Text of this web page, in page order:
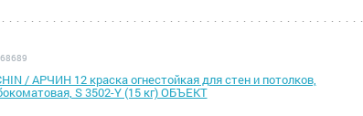
/ АРЧИН 12 краска огнестойкая для стен и потолков,
S 3502-Y (15 кг) ОБЪЕКТ